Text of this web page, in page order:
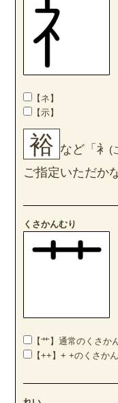
【ネ】
【示】
裕 など「衤 (
ご指定いただか
くさかんむり
【艹】通常のくさか
【++】+ +のくさか